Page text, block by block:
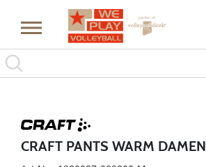
CRAFT PANTS WARM DAMEN